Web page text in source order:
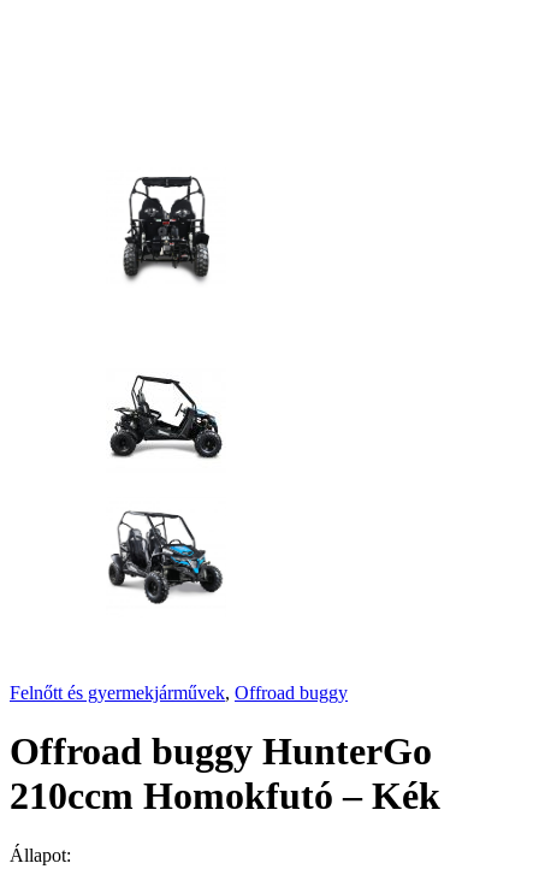
Felnőtt és gyermekjárművek, Offroad buggy
Offroad buggy HunterGo
210ccm Homokfutó – Kék
Állapot: